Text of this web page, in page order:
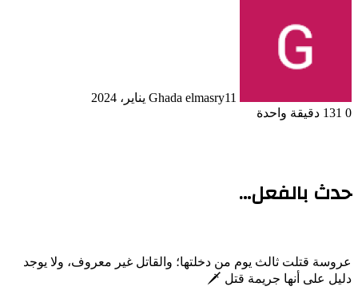
Ghada elmasry11 يناير، 2024
0
دقيقة واحدة
حدث بالفعل…
عروسة قتلت ثالث يوم من دخلتها؛ والقاتل غير معروف، ولا يوجد
دليل على أنها جريمة قتل 🗡